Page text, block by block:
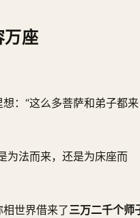
万座
：“这么多菩萨和弟子都来
为法而来，还是为床座而
世界借来了三万二千个师